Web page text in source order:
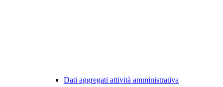
Dati aggregati attività amministrativa